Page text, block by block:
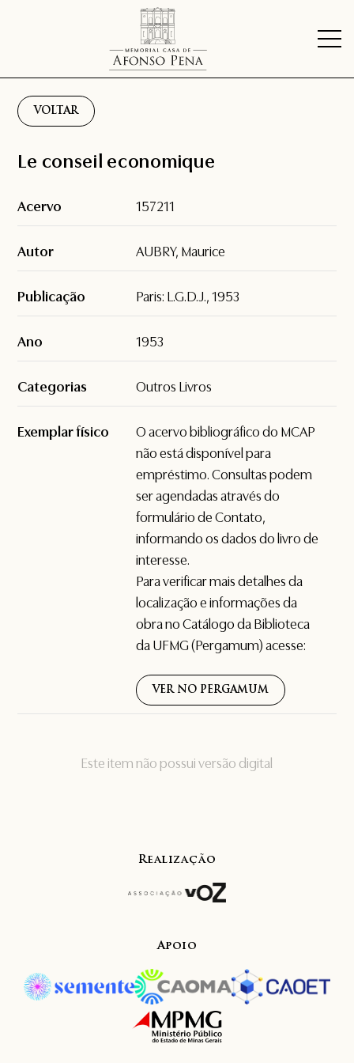
VOLTAR
Este item não possui versão digital
Le conseil economique
Acervo 157211
Autor AUBRY, Maurice
Publicação Paris: L.G.D.J., 1953
Ano 1953
Categorias Outros Livros
Exemplar físico
O acervo bibliográfico do MCAP
não está disponível para
empréstimo. Consultas podem
ser agendadas através do
formulário deContato,
informando os dados do livro de
interesse.
Para verificar mais detalhes da
localização e informações da
obra no Catálogo da Biblioteca
da UFMG (Pergamum) acesse:
VER NO PERGAMUM
Realização
Apoio